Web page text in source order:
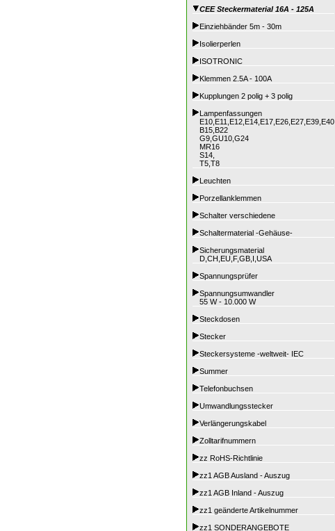
CEE Steckermaterial 16A - 125A
Einziehbänder 5m - 30m
Isolierperlen
ISOTRONIC
Klemmen 2.5A - 100A
Kupplungen 2 polig + 3 polig
Lampenfassungen
E10,E11,E12,E14,E17,E26,E27,E39,E40
B15,B22
G9,GU10,G24
MR16
S14,
T5,T8
Leuchten
Porzellanklemmen
Schalter verschiedene
Schaltermaterial -Gehäuse-
Sicherungsmaterial
D,CH,EU,F,GB,I,USA
Spannungsprüfer
Spannungsumwandler
55 W - 10.000 W
Steckdosen
Stecker
Steckersysteme -weltweit- IEC
Summer
Telefonbuchsen
Umwandlungsstecker
Verlängerungskabel
Zolltarifnummern
zz RoHS-Richtlinie
zz1 AGB Ausland - Auszug
zz1 AGB Inland - Auszug
zz1 geänderte Artikelnummer
zz1 SONDERANGEBOTE